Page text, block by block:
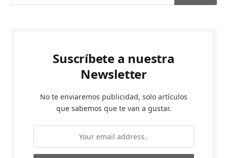
Suscríbete a nuestra
Newsletter
No te enviaremos publicidad, solo artículos
que sabemos que te van a gustar.